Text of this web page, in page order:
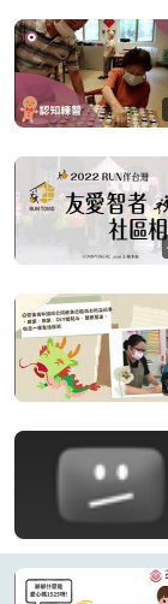
牛奶加上它
科专家1口
欢都要忌口
《家有大中
牙齦萎縮還
敦慈【 小